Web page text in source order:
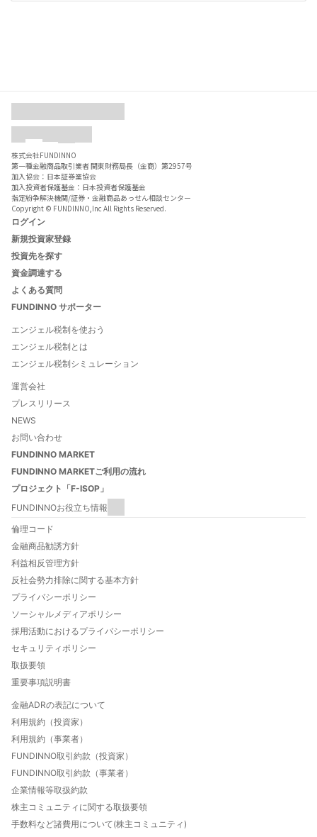
株式会社FUNDINNO
第一種金融商品取引業者 関東財務局長（金商）第2957号
加入協会：日本証券業協会
加入投資者保護基金：日本投資者保護基金
指定紛争解決機関/証券・金融商品あっせん相談センター
Copyright © FUNDINNO,Inc All Rights Reserved.
ログイン
新規投資家登録
投資先を探す
資金調達する
よくある質問
FUNDINNO サポーター
エンジェル税制を使おう
エンジェル税制とは
エンジェル税制シミュレーション
運営会社
プレスリリース
NEWS
お問い合わせ
FUNDINNO MARKET
FUNDINNO MARKETご利用の流れ
プロジェクト「F-ISOP」
FUNDINNOお役立ち情報
FUNDINNOとは
FUNDINNOご利用ガイド
数字でわかるFUNDINNO
法人口座開設について
FUNDINNO型新株予約権とは
特定投資家制度について
自己資本規制比率について
投資家向け優待と特典のご案内
FUNDINNO HOT THEMES
倫理コード
金融商品勧誘方針
利益相反管理方針
反社会勢力排除に関する基本方針
プライバシーポリシー
ソーシャルメディアポリシー
採用活動におけるプライバシーポリシー
セキュリティポリシー
取扱要領
重要事項説明書
金融ADRの表記について
利用規約（投資家）
利用規約（事業者）
FUNDINNO取引約款（投資家）
FUNDINNO取引約款（事業者）
企業情報等取扱約款
株主コミュニティに関する取扱要領
手数料など諸費用について(株主コミュニティ)